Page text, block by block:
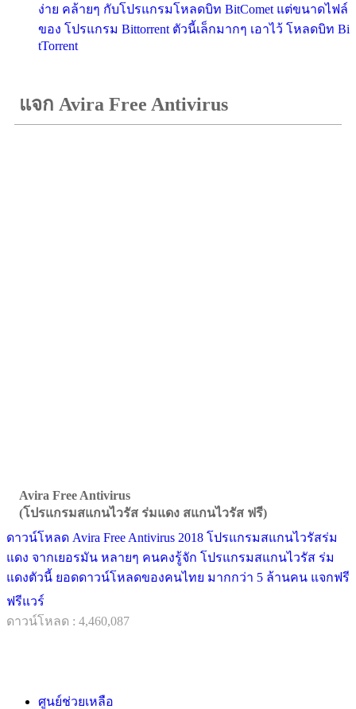
ง่าย คล้ายๆ กับโปรแกรมโหลดบิท BitComet แต่ขนาดไฟล์
ของ โปรแกรม Bittorrent ตัวนี้เล็กมากๆ เอาไว้ โหลดบิท Bi
tTorrent
แจก Avira Free Antivirus
Avira Free Antivirus
(โปรแกรมสแกนไวรัส ร่มแดง สแกนไวรัส ฟรี)
ดาวน์โหลด Avira Free Antivirus 2018 โปรแกรมสแกนไวรัสร่ม
แดง จากเยอรมัน หลายๆ คนคงรู้จัก โปรแกรมสแกนไวรัส ร่ม
แดงตัวนี้ ยอดดาวน์โหลดของคนไทย มากกว่า 5 ล้านคน แจกฟรี
ฟรีแวร์
ดาวน์โหลด : 4,460,087
ศูนย์ช่วยเหลือ